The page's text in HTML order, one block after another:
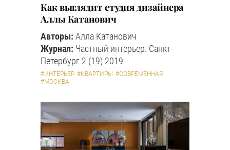
Как выглядит студия дизайнера
Аллы Катанович
Авторы: Алла Катанович
Журнал: Частный интерьер. Санкт-
Петербург 2 (19) 2019
#ИНТЕРЬЕР #КВАРТИРЫ #СОВРЕМЕННАЯ
#МОСКВА